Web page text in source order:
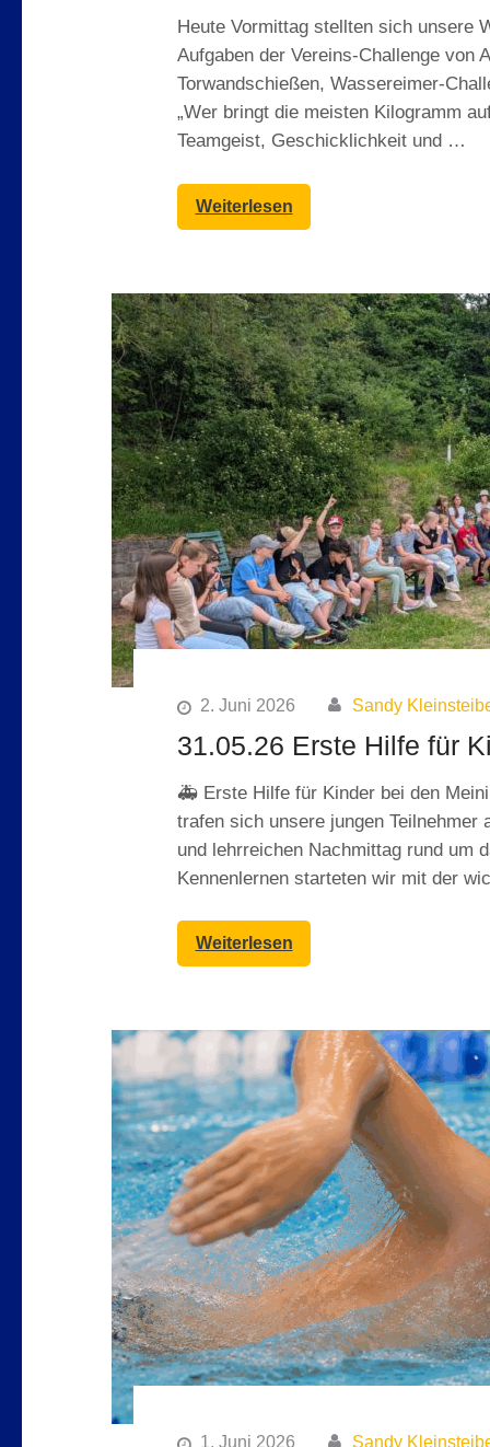
Heute Vormittag stellten sich unsere
Aufgaben der Vereins-Challenge von
Torwandschießen, Wassereimer-
„Wer bringt die meisten Kilogramm
Teamgeist, Geschicklichkeit und …
Weiterlesen
2. Juni 2026 Sandy
31.05.26 Erste Hilfe für
🚑 Erste Hilfe für Kinder bei den
trafen sich unsere jungen Teilnehmer
und lehrreichen Nachmittag rund um
Kennenlernen starteten wir mit der
Weiterlesen
1. Juni 2026 Sandy